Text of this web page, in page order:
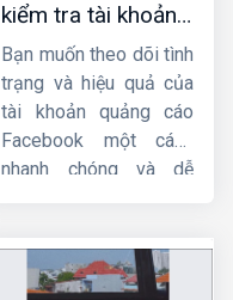
kiểm tra tài khoản
quảng cáo
facebook đơn giản,
nhanh chóng
Bạn muốn theo dõi tình
trạng và hiệu quả của
tài khoản quảng cáo
Facebook một cách
nhanh chóng và dễ
dẫn bạncách kiểm
tra tài khoản quảng